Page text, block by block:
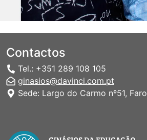
Contactos
Tel.: +351 289 108 105
ginasios@davinci.com.pt
Sede: Largo do Carmo nº51, Faro